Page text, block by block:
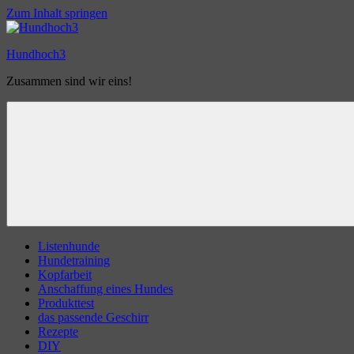
Zum Inhalt springen
Hundhoch3
Zusammen sind wir eins!
Listenhunde
Hundetraining
Kopfarbeit
Anschaffung eines Hundes
Produkttest
das passende Geschirr
Rezepte
DIY